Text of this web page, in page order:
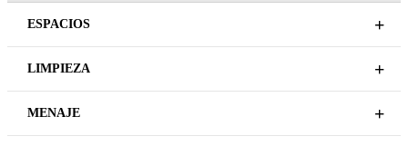
+
ESPACIOS
+
LIMPIEZA
+
MENAJE